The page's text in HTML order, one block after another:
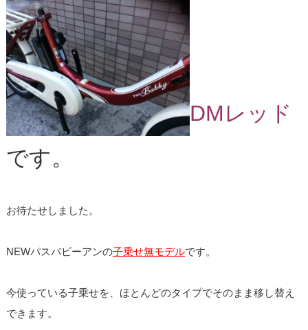
DMレッド
です。
お待たせしました。
NEWパスバビーアンの子乗せ無モデルです。
今使っている子乗せを、ほとんどのタイプでそのまま移し替え
できます。